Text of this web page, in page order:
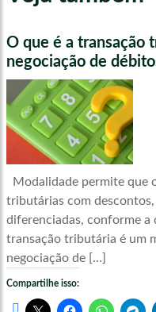
O que é a transação
negociação de
Modalidade permite que
tributárias com
diferenciadas, conforme a
transação tributária é um
negociação de […]
Compartilhe isso: